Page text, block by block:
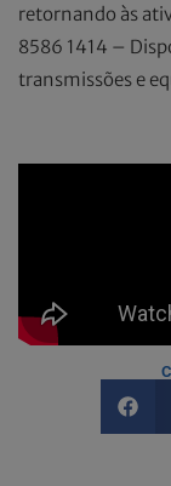
retornando às
8586 1414 –
transmissões e